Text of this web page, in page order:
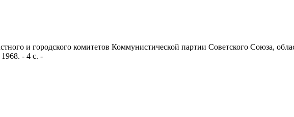
и городского комитетов Коммунистической партии Советского Союза,
- 4 с. -